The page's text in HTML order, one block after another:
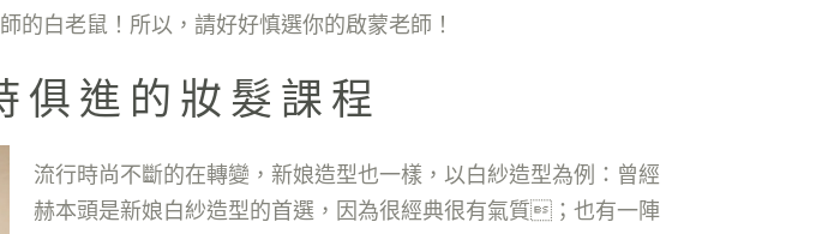
的白老鼠！所以，請好好慎選你的啟蒙老師！
俱進的妝髮課程
流行時尚不斷的在轉變，新娘造型也一樣，以白紗造型為例：曾經
赫本頭是新娘白紗造型的首選，因為很經典很有氣質；也有一陣